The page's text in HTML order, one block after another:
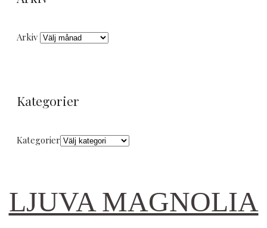
Arkiv
Kategorier
Kategorier
LJUVA MAGNOLIA